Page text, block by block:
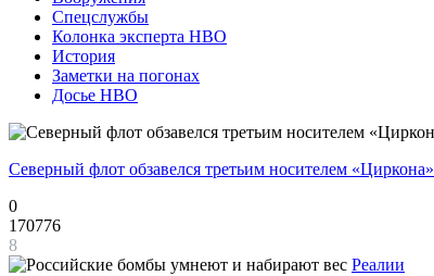
Спецслужбы
Колонка эксперта НВО
История
Заметки на погонах
Досье НВО
Северный флот обзавелся третьим носителем «Циркона»
0
170776
8
Реалии